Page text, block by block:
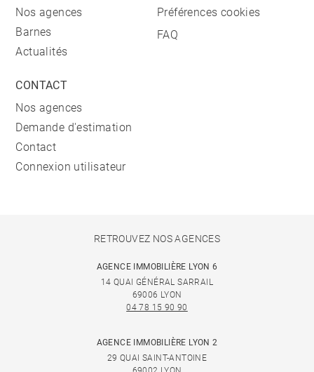
Nos agences
Barnes
Actualités
Préférences cookies
FAQ
CONTACT
Nos agences
Demande d'estimation
Contact
Connexion utilisateur
RETROUVEZ NOS AGENCES
AGENCE IMMOBILIÈRE LYON 6
14 QUAI GÉNÉRAL SARRAIL
69006 LYON
04 78 15 90 90
AGENCE IMMOBILIÈRE LYON 2
29 QUAI SAINT-ANTOINE